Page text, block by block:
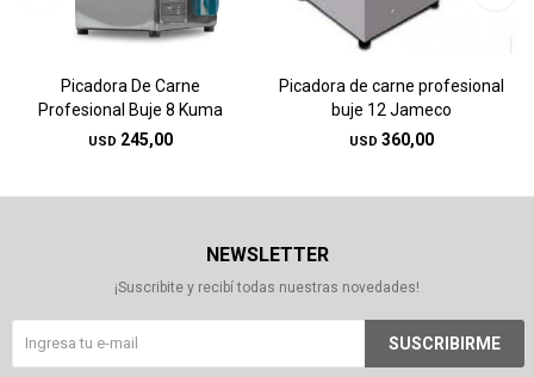
Picadora De Carne
Profesional Buje 8 Kuma
USD 245,00
Picadora de carne profesional
buje 12 Jameco
USD 360,00
NEWSLETTER
¡Suscribite y recibí todas nuestras novedades!
SUSCRIBIRME